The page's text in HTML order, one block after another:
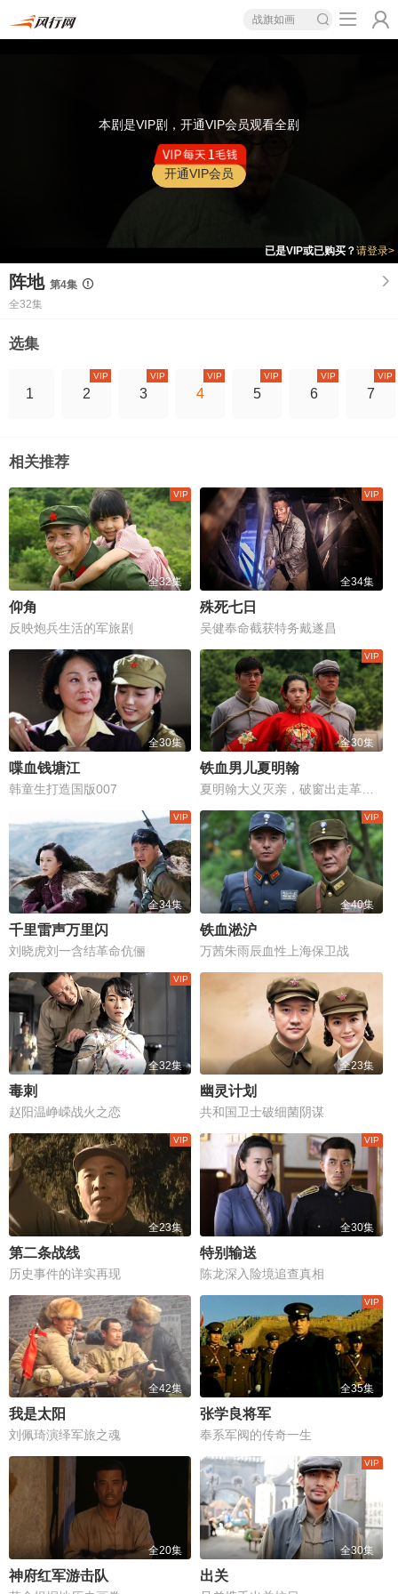
战旗如画
本剧是VIP剧，开通VIP会员观看全剧
开通VIP会员
已是VIP或已购买？请登录>
阵地 第4集
全32集
选集
1 2
VIP
3
VIP
4
VIP
5
VIP
6
VIP
7
VIP
相关推荐
全32集
仰角
反映炮兵生活的军旅剧
全34集
殊死七日
吴健奉命截获特务戴遂昌
全30集
喋血钱塘江
韩童生打造国版007
全30集
铁血男儿夏明翰
全34集
千里雷声万里闪
刘晓虎刘一含结革命伉俪
全40集
铁血淞沪
万茜朱雨辰血性上海保卫战
全32集
毒刺
赵阳温峥嵘战火之恋
全23集
幽灵计划
共和国卫士破细菌阴谋
全23集
第二条战线
历史事件的详实再现
全30集
特别输送
陈龙深入险境追查真相
全42集
我是太阳
刘佩琦演绎军旅之魂
全35集
张学良将军
奉系军阀的传奇一生
全20集
神府红军游击队
全30集
出关